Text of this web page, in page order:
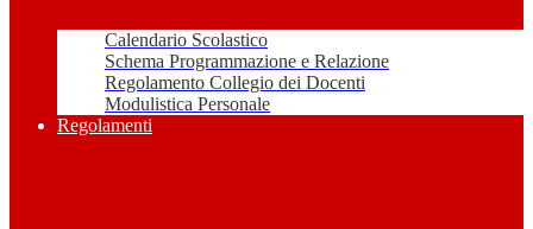
Calendario Scolastico
Schema Programmazione e Relazione
Regolamento Collegio dei Docenti
Modulistica Personale
Regolamenti